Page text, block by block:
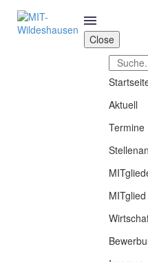
Close
Aktuell
Termine